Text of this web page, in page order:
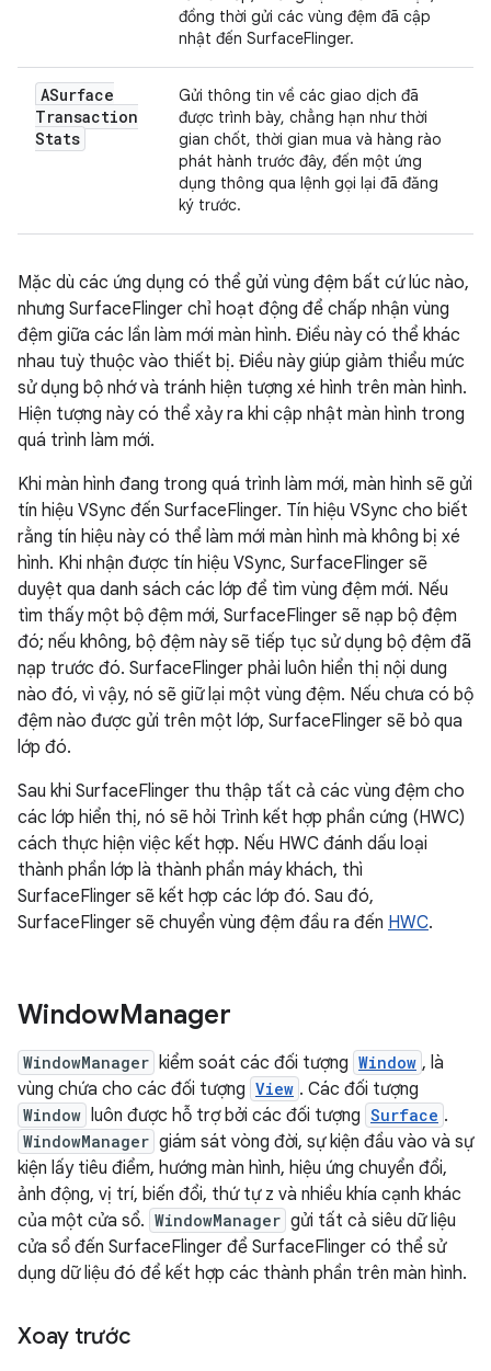
đồng thời gửi các vùng đệm đã cập
nhật đến SurfaceFlinger.
ASurface
Transaction
Stats
Gửi thông tin về các giao dịch đã
được trình bày, chẳng hạn như thời
gian chốt, thời gian mua và hàng rào
phát hành trước đây, đến một ứng
dụng thông qua lệnh gọi lại đã đăng
ký trước.
Mặc dù các ứng dụng có thể gửi vùng đệm bất cứ lúc nào,
nhưng SurfaceFlinger chỉ hoạt động để chấp nhận vùng
đệm giữa các lần làm mới màn hình. Điều này có thể khác
nhau tuỳ thuộc vào thiết bị. Điều này giúp giảm thiểu mức
sử dụng bộ nhớ và tránh hiện tượng xé hình trên màn hình.
Hiện tượng này có thể xảy ra khi cập nhật màn hình trong
quá trình làm mới.
Khi màn hình đang trong quá trình làm mới, màn hình sẽ gửi
tín hiệu VSync đến SurfaceFlinger. Tín hiệu VSync cho biết
rằng tín hiệu này có thể làm mới màn hình mà không bị xé
hình. Khi nhận được tín hiệu VSync, SurfaceFlinger sẽ
duyệt qua danh sách các lớp để tìm vùng đệm mới. Nếu
tìm thấy một bộ đệm mới, SurfaceFlinger sẽ nạp bộ đệm
đó; nếu không, bộ đệm này sẽ tiếp tục sử dụng bộ đệm đã
nạp trước đó. SurfaceFlinger phải luôn hiển thị nội dung
nào đó, vì vậy, nó sẽ giữ lại một vùng đệm. Nếu chưa có bộ
đệm nào được gửi trên một lớp, SurfaceFlinger sẽ bỏ qua
lớp đó.
Sau khi SurfaceFlinger thu thập tất cả các vùng đệm cho
các lớp hiển thị, nó sẽ hỏi Trình kết hợp phần cứng (HWC)
cách thực hiện việc kết hợp. Nếu HWC đánh dấu loại
thành phần lớp là thành phần máy khách, thì
SurfaceFlinger sẽ kết hợp các lớp đó. Sau đó,
SurfaceFlinger sẽ chuyển vùng đệm đầu ra đến HWC.
WindowManager
WindowManager kiểm soát các đối tượng Window , là
vùng chứa cho các đối tượng View . Các đối tượng
Window luôn được hỗ trợ bởi các đối tượng Surface .
WindowManager giám sát vòng đời, sự kiện đầu vào và sự
kiện lấy tiêu điểm, hướng màn hình, hiệu ứng chuyển đổi,
ảnh động, vị trí, biến đổi, thứ tự z và nhiều khía cạnh khác
của một cửa sổ. WindowManager gửi tất cả siêu dữ liệu
cửa sổ đến SurfaceFlinger để SurfaceFlinger có thể sử
dụng dữ liệu đó để kết hợp các thành phần trên màn hình.
Xoay trước